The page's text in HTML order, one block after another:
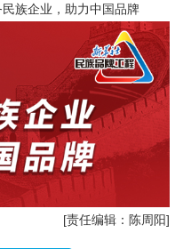
族企业，助力中国品牌
[责任编辑：陈周阳]